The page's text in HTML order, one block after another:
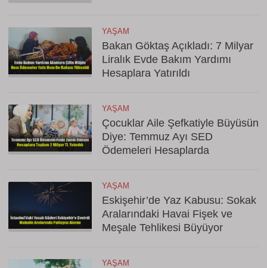
YAŞAM
Bakan Göktaş Açıkladı: 7 Milyar
Liralık Evde Bakım Yardımı
Hesaplara Yatırıldı
YAŞAM
Çocuklar Aile Şefkatiyle Büyüsün
Diye: Temmuz Ayı SED
Ödemeleri Hesaplarda
YAŞAM
Eskişehir’de Yaz Kabusu: Sokak
Aralarındaki Havai Fişek ve
Meşale Tehlikesi Büyüyor
YAŞAM